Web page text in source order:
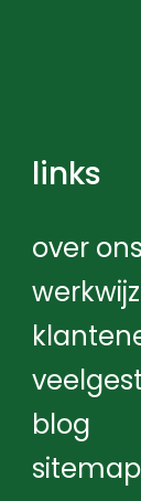
links
over ons
blog
sitemap